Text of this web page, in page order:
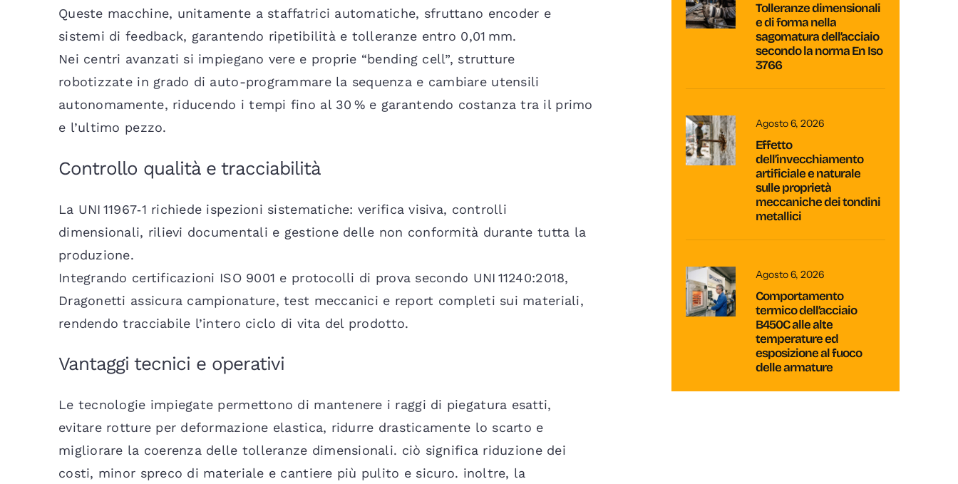
Queste macchine, unitamente a staffatrici automatiche, sfruttano encoder e
sistemi di feedback, garantendo ripetibilità e tolleranze entro 0,01 mm.
Nei centri avanzati si impiegano vere e proprie “bending cell”, strutture
robotizzate in grado di auto-programmare la sequenza e cambiare utensili
autonomamente, riducendo i tempi fino al 30 % e garantendo costanza tra il primo
e l’ultimo pezzo.
Controllo qualità e tracciabilità
La UNI 11967‑1 richiede ispezioni sistematiche: verifica visiva, controlli
dimensionali, rilievi documentali e gestione delle non conformità durante tutta la
produzione.
Integrando certificazioni ISO 9001 e protocolli di prova secondo UNI 11240:2018,
Dragonetti assicura campionature, test meccanici e report completi sui materiali,
rendendo tracciabile l’intero ciclo di vita del prodotto.
Vantaggi tecnici e operativi
Le tecnologie impiegate permettono di mantenere i raggi di piegatura esatti,
evitare rotture per deformazione elastica, ridurre drasticamente lo scarto e
migliorare la coerenza delle tolleranze dimensionali. ciò significa riduzione dei
costi, minor spreco di materiale e cantiere più pulito e sicuro. inoltre, la
Tolleranze dimensionali
e di forma nella
sagomatura dell’acciaio
secondo la norma En Iso
3766
Agosto 6, 2026
Effetto
dell’invecchiamento
artificiale e naturale
sulle proprietà
meccaniche dei tondini
metallici
Agosto 6, 2026
Comportamento
termico dell’acciaio
B450C alle alte
temperature ed
esposizione al fuoco
delle armature